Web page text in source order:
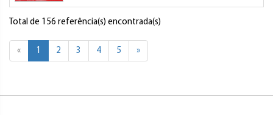
Total de 156 referência(s) encontrada(s)
« 1 2 3 4 5 »